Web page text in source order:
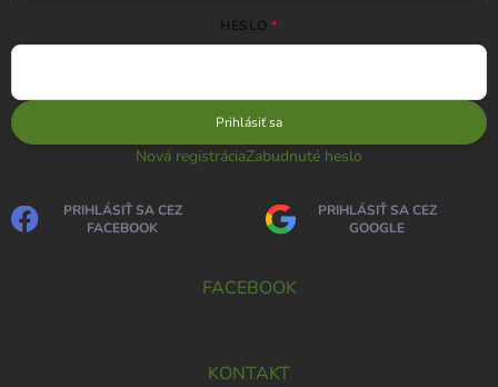
HESLO
Prihlásiť sa
Nová registráciaZabudnuté heslo
PRIHLÁSIŤ SA CEZ
FACEBOOK
PRIHLÁSIŤ SA CEZ
GOOGLE
FACEBOOK
KONTAKT